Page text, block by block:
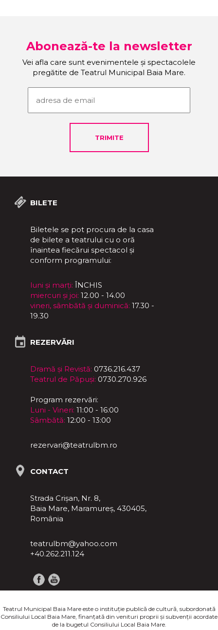
Abonează-te la newsletter
Vei afla care sunt evenimentele și spectacolele
pregătite de Teatrul Municipal Baia Mare.
BILETE
Biletele se pot procura de la casa
de bilete a teatrului cu o oră
înaintea fiecărui spectacol și
conform programului:
luni și marți: ÎNCHIS
miercuri și joi: 12.00 - 14.00
vineri, sâmbătă și duminică: 17.30 -
19.30
REZERVĂRI
Dramă și Revistă: 0736.216.437
Teatrul de Păpuși: 0730.270.926
Program rezervări:
Luni - Vineri: 11:00 - 16:00
Sâmbătă: 12:00 - 13:00
rezervari@teatrulbm.ro
CONTACT
Strada Crișan, Nr. 8,
Baia Mare, Maramureş, 430405,
România
teatrulbm@yahoo.com
+40.262.211.124
Teatrul Municipal Baia Mare este o instituţie publică de cultură, subordonată
Consiliului Local Baia Mare, finanţată din venituri proprii şi subvenţii acordate
de la bugetul Consiliului Local Baia Mare.